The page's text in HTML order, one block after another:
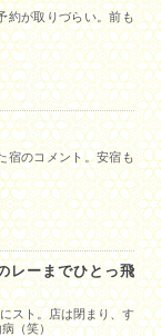
約が取りづらい。前も
宿のコメント。安宿も
レーまでひとっ飛
スト。店は閉まり、す
（笑）